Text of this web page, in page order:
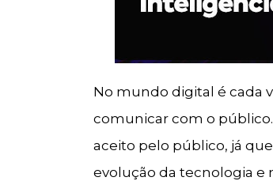
No mundo digital é cada
comunicar com o
aceito pelo público, já
evolução da tecnologia e